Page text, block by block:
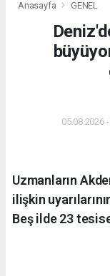
Anasayfa GENEL
05.08.2026
Uzmanların
ilişkin
Beş ilde 23